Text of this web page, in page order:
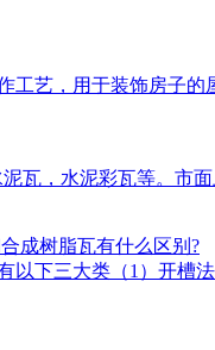
工艺，用于装饰房子
瓦，水泥彩瓦等。市
成树脂瓦有什么区别?
以下三大类（1）开槽